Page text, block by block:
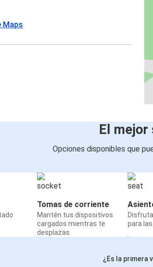
Maps
El mejor
Opciones disponibles que
Tomas de corriente
Mantén tus dispositivos
cargados mientras te
desplazas
para
¿Es la primera